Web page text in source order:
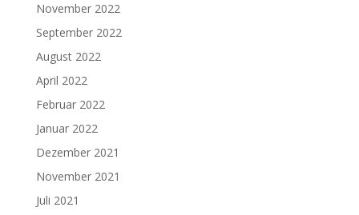
November 2022
September 2022
August 2022
April 2022
Februar 2022
Januar 2022
Dezember 2021
November 2021
Juli 2021